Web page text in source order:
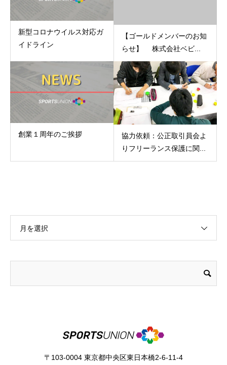
新型コロナウイルス対応ガ
イドライン
【ゴールドメンバーのお知
らせ】 株式会社ベビ...
創業１周年のご挨拶
協力依頼：公正取引員会よ
りフリーランス保護に関...
月を選択
〒103-0004 東京都中央区東日本橋2-6-11-4